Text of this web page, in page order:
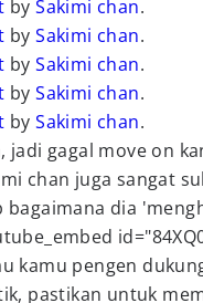
bySakimi chan.
bySakimi chan.
bySakimi chan.
bySakimi chan.
bySakimi chan.
jadi gagal move on
chan juga sangat
bagaimana dia
kamu pengen
pastikan untuk